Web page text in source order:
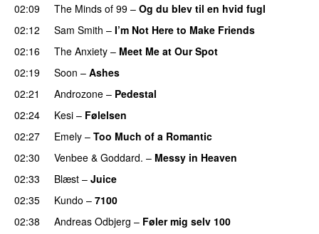
02:09 The Minds of 99 – Og du blev til en hvid fugl
02:12
Sam Smith – I’m Not Here to Make Friends
02:16
The Anxiety – Meet Me at Our Spot
02:19 Soon – Ashes
02:21 Androzone – Pedestal
02:24
Kesi – Følelsen
02:27
Emely – Too Much of a Romantic
02:30
Venbee & Goddard. – Messy in Heaven
02:33 Blæst – Juice
02:35
Kundo – 7100
02:38
Andreas Odbjerg – Føler mig selv 100